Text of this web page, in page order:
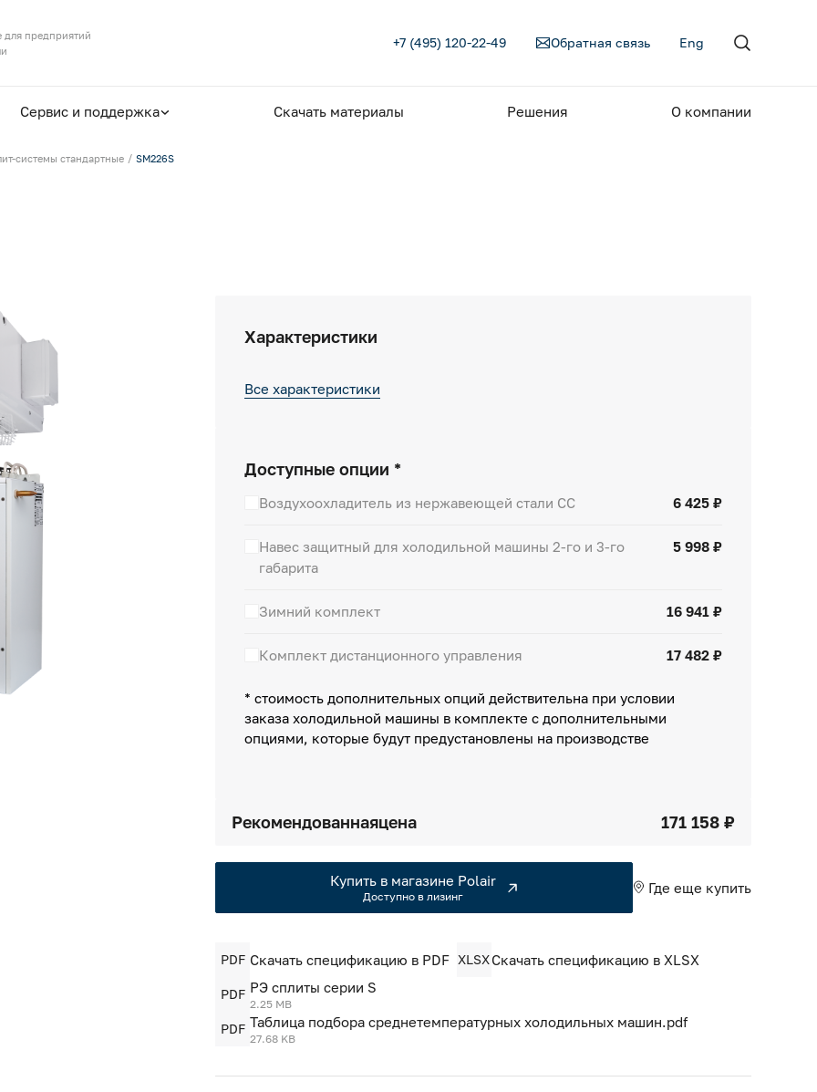
предприятий
+7 (495) 120-22-49 Обратная связь Eng
Сервис и поддержка Скачать материалы Решения О компании
системы стандартные SM226S
Характеристики
Все характеристики
Доступные опции *
Воздухоохладитель из нержавеющей стали СС 6 425 ₽
Навес защитный для холодильной машины 2-го и 3-го
габарита
5 998 ₽
Зимний комплект 16 941 ₽
Комплект дистанционного управления 17 482 ₽
* стоимость дополнительных опций действительна при условии
заказа холодильной машины в комплекте с дополнительными
опциями, которые будут предустановлены на производстве
Рекомендованнаяцена 171 158 ₽
Купить в магазине Polair
Доступно в лизинг
Где еще купить
PDF Скачать спецификацию в PDF XLSXСкачать спецификацию в XLSX
PDF РЭ сплиты серии S
2.25 MB
PDF Таблица подбора среднетемпературных холодильных машин.pdf
27.68 KB